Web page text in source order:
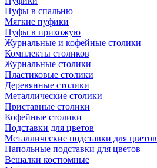
Пуфы в спальню
Мягкие пуфики
Пуфы в прихожую
Журнальные и кофейные столики
Комплекты столиков
Журнальные столики
Пластиковые столики
Деревянные столики
Металлические столики
Приставные столики
Кофейные столики
Подставки для цветов
Металлические подставки для цветов
Напольные подставки для цветов
Вешалки костюмные